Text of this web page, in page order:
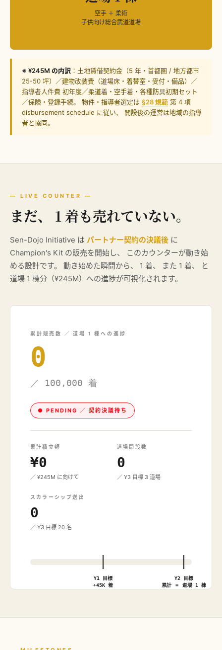
空手 ＋ 柔術
子供向け総合武道道場
※ ¥245M の内訳 ：土地賃借契約金（5 年・首都圏 / 地方都市
25-50 坪）／建物改装費（道場床・着替室・受付・備品）／
指導者人件費 初年度／柔道着・空手着・各種防具初期セット
／保険・登録手続。 物件・指導者選定は §28 規範 第 4 項
disbursement schedule に従い、 開設後の運営は地域の指導
者と協同。
— LIVE COUNTER —
まだ、 1 着も売れていない。
Sen-Dojo Initiative は パートナー契約の決議後 に
Champion's Kit の販売を開始し、 このカウンターが動き始
める設計です。 動き始めた瞬間から、 1 着、 また 1 着、 と
道場 1 棟分（¥245M）への進捗が可視化されます。
累計販売数 ／ 道場 1 棟への進捗
0
／ 100,000 着
● PENDING ／ 契約決議待ち
累計積立額
¥0
／ ¥245M に向けて
道場開設数
0
／ Y3 目標 3 道場
スカラーシップ送出
0
／ Y3 目標 20 名
Y1 目標
+45K 着
Y2 目標
累計 ＝ 道場 1 棟